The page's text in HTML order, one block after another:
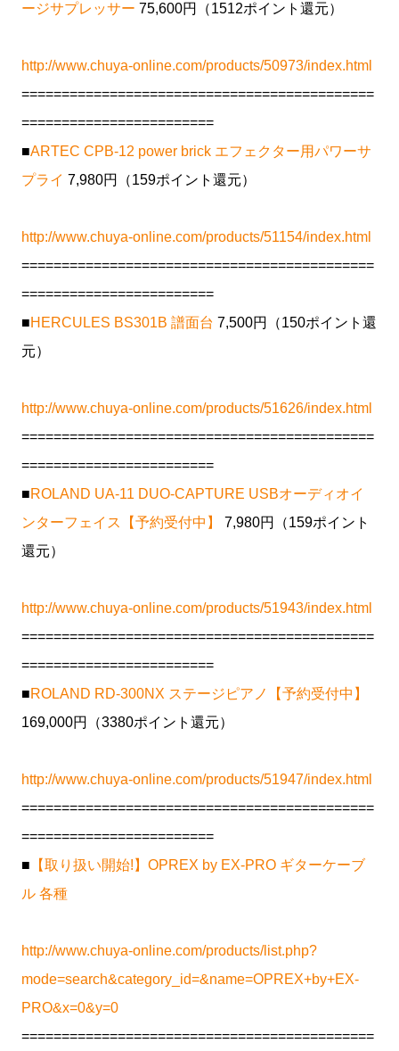
ージサプレッサー 75,600円（1512ポイント還元）
http://www.chuya-online.com/products/50973/index.html
============================================
========================
■ARTEC CPB-12 power brick エフェクター用パワーサ
プライ 7,980円（159ポイント還元）
http://www.chuya-online.com/products/51154/index.html
============================================
========================
■HERCULES BS301B 譜面台 7,500円（150ポイント還
元）
http://www.chuya-online.com/products/51626/index.html
============================================
========================
■ROLAND UA-11 DUO-CAPTURE USBオーディオイ
ンターフェイス【予約受付中】
7,980円（159ポイント
還元）
http://www.chuya-online.com/products/51943/index.html
============================================
========================
■ROLAND RD-300NX ステージピアノ【予約受付中】
169,000円（3380ポイント還元）
http://www.chuya-online.com/products/51947/index.html
============================================
========================
■ 【取り扱い開始!】OPREX by EX-PRO ギターケーブ
ル 各種
http://www.chuya-online.com/products/list.php?
mode=search&category_id=&name=OPREX+by+EX-
PRO&x=0&y=0
============================================